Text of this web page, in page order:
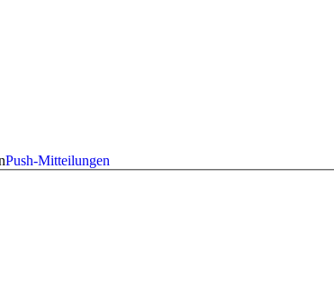
Push-Mitteilungen